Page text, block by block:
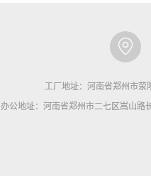
工厂地址：河南省郑州市荥
办公地址：河南省郑州市二七区嵩山路